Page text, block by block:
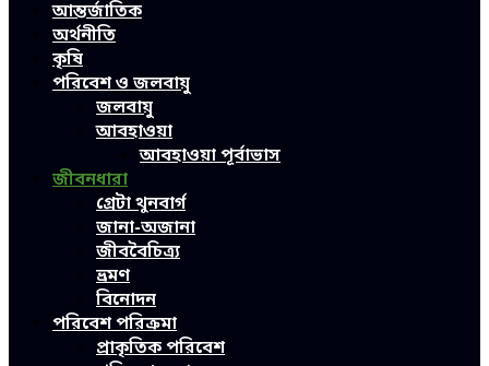
আন্তর্জাতিক
অর্থনীতি
কৃষি
পরিবেশ ও জলবায়ু
জলবায়ু
আবহাওয়া
আবহাওয়া পূর্বাভাস
জীবনধারা
গ্রেটা থুনবার্গ
জানা-অজানা
জীববৈচিত্র্য
ভ্রমণ
বিনোদন
পরিবেশ পরিক্রমা
প্রাকৃতিক পরিবেশ